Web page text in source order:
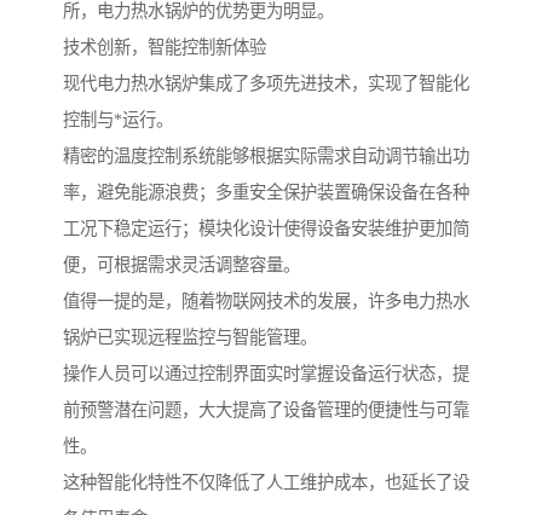
所，电力热水锅炉的优势更为明显。
技术创新，智能控制新体验
现代电力热水锅炉集成了多项先进技术，实现了智能化
控制与*运行。
精密的温度控制系统能够根据实际需求自动调节输出功
率，避免能源浪费；多重安全保护装置确保设备在各种
工况下稳定运行；模块化设计使得设备安装维护更加简
便，可根据需求灵活调整容量。
值得一提的是，随着物联网技术的发展，许多电力热水
锅炉已实现远程监控与智能管理。
操作人员可以通过控制界面实时掌握设备运行状态，提
前预警潜在问题，大大提高了设备管理的便捷性与可靠
性。
这种智能化特性不仅降低了人工维护成本，也延长了设